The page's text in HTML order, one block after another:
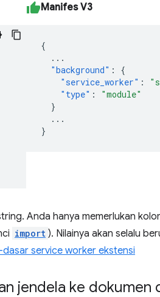
Manifes V3
{
...
"background" :
{
"service_worker" :
"type" :
"module"
}
...
}
Anda hanya memerlukan
import ). Nilainya akan selalu
dasar service worker ekstensi
jendela ke dokumen